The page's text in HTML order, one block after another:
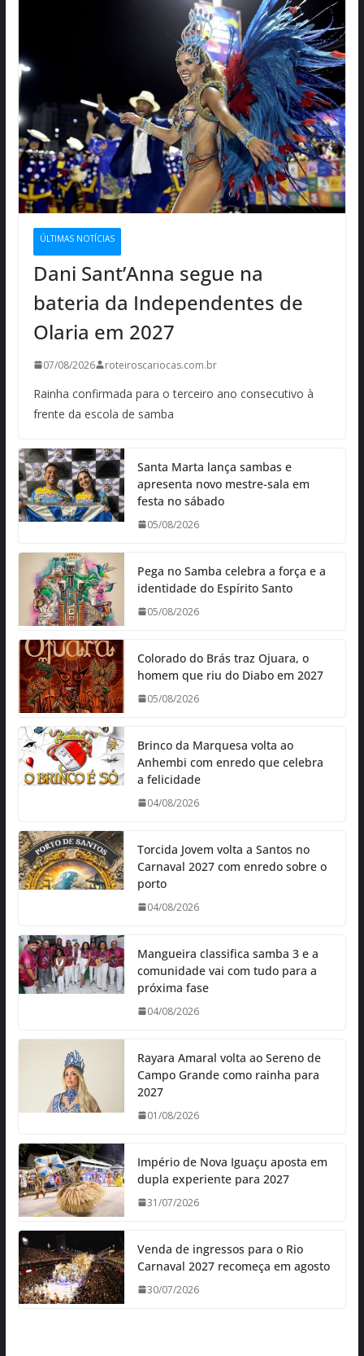
ÚLTIMAS NOTÍCIAS
Dani Sant’Anna segue na
bateria da Independentes de
Olaria em 2027
07/08/2026 roteiroscariocas.com.br
Rainha confirmada para o terceiro ano consecutivo à
frente da escola de samba
Santa Marta lança sambas e
apresenta novo mestre-sala em
festa no sábado
05/08/2026
Pega no Samba celebra a força e a
identidade do Espírito Santo
05/08/2026
Colorado do Brás traz Ojuara, o
homem que riu do Diabo em 2027
05/08/2026
Brinco da Marquesa volta ao
Anhembi com enredo que celebra
a felicidade
04/08/2026
Torcida Jovem volta a Santos no
Carnaval 2027 com enredo sobre o
porto
04/08/2026
Mangueira classifica samba 3 e a
comunidade vai com tudo para a
próxima fase
04/08/2026
Rayara Amaral volta ao Sereno de
Campo Grande como rainha para
2027
01/08/2026
Império de Nova Iguaçu aposta em
dupla experiente para 2027
31/07/2026
Venda de ingressos para o Rio
Carnaval 2027 recomeça em agosto
30/07/2026